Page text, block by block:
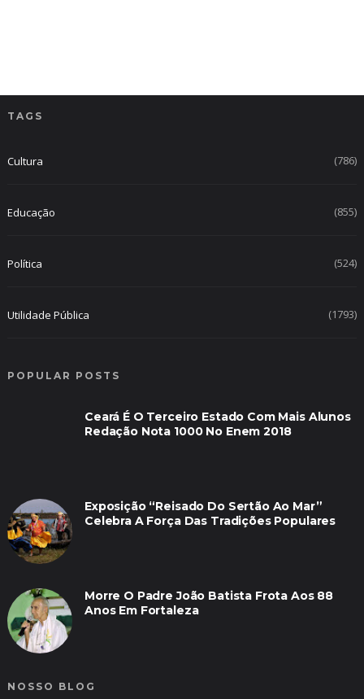
TAGS
Cultura (786)
Educação (855)
Política (524)
Utilidade Pública (1793)
POPULAR POSTS
Ceará É O Terceiro Estado Com Mais Alunos
Redação Nota 1000 No Enem 2018
Exposição “Reisado Do Sertão Ao Mar”
Celebra A Força Das Tradições Populares
Morre O Padre João Batista Frota Aos 88
Anos Em Fortaleza
NOSSO BLOG